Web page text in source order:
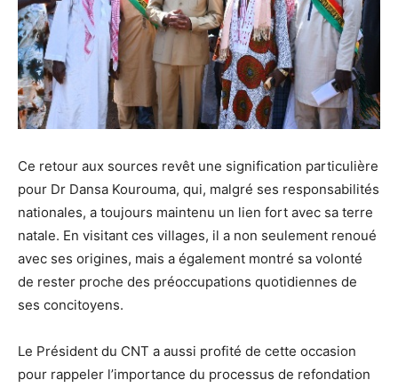
Ce retour aux sources revêt une signification particulière
pour Dr Dansa Kourouma, qui, malgré ses responsabilités
nationales, a toujours maintenu un lien fort avec sa terre
natale. En visitant ces villages, il a non seulement renoué
avec ses origines, mais a également montré sa volonté
de rester proche des préoccupations quotidiennes de
ses concitoyens.
Le Président du CNT a aussi profité de cette occasion
pour rappeler l’importance du processus de refondation